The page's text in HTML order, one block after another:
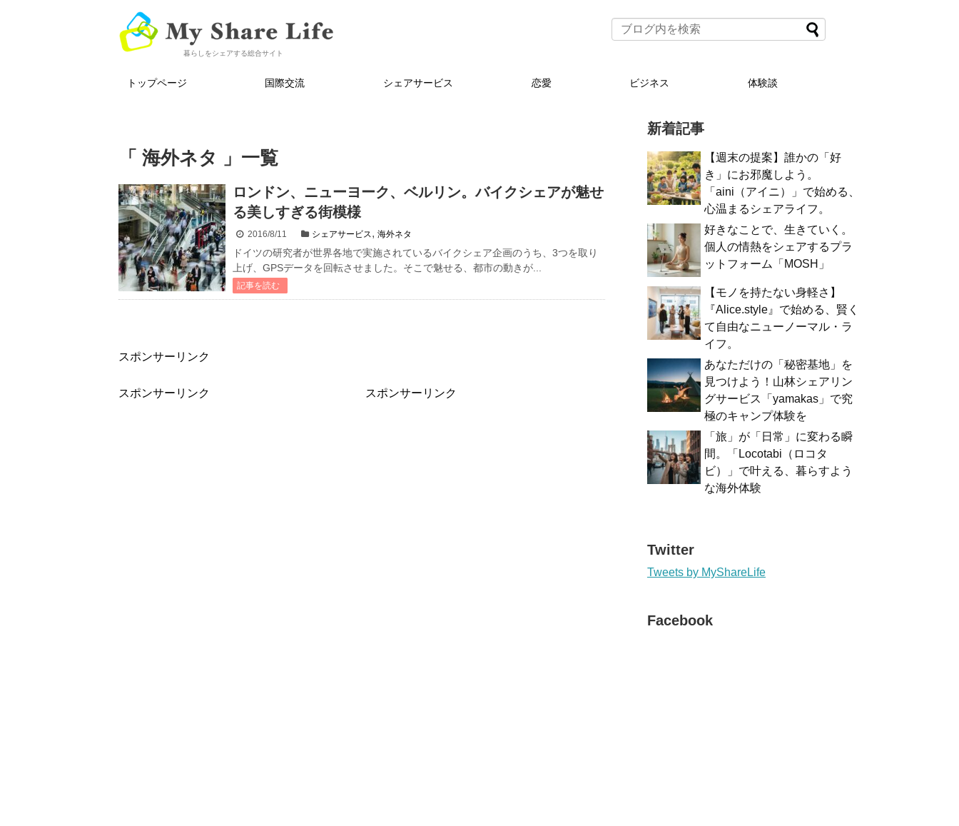
暮らしをシェアする総合サイト
トップページ 国際交流 シェアサービス 恋愛 ビジネス 体験談
「 海外ネタ 」一覧
ロンドン、ニューヨーク、ベルリン。バイクシェアが魅せ
る美しすぎる街模様
2016/8/11 シェアサービス,海外ネタ
ドイツの研究者が世界各地で実施されているバイクシェア企画のうち、3つを取り
上げ、GPSデータを回転させました。そこで魅せる、都市の動きが...
記事を読む
スポンサーリンク
スポンサーリンク スポンサーリンク
新着記事
【週末の提案】誰かの「好
き」にお邪魔しよう。
「aini（アイニ）」で始める、
心温まるシェアライフ。
好きなことで、生きていく。
個人の情熱をシェアするプラ
ットフォーム「MOSH」
【モノを持たない身軽さ】
『Alice.style』で始める、賢く
て自由なニューノーマル・ラ
イフ。
あなただけの「秘密基地」を
見つけよう！山林シェアリン
グサービス「yamakas」で究
極のキャンプ体験を
「旅」が「日常」に変わる瞬
間。「Locotabi（ロコタ
ビ）」で叶える、暮らすよう
な海外体験
Twitter
Tweets by MyShareLife
Facebook